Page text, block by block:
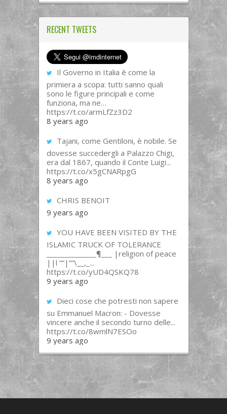
RECENT TWEETS
Il Governo in Italia è come la
primiera a scopa: tutti sanno quali
sono le figure principali e come
funziona, ma ne…
https://t.co/armLfZz3D2
8 years ago
Tajani, come Gentiloni, è nobile. Se
dovesse succedergli a Palazzo Chigi,
era dal 1867, quando il Conte Luigi...
https://t.co/x5gCNARpgG
8 years ago
CHRIS BENOIT
9 years ago
YOU HAVE BEEN VISITED BY THE
ISLAMIC TRUCK OF TOLERANCE
______________¶___ |religion of peace
||l “”|””\__,_...
https://t.co/yUD4QSKQ78
9 years ago
Dieci cose che potresti non sapere
su Emmanuel Macron: - Dovesse
vincere anche il secondo turno delle...
https://t.co/8wmlN7ESOo
9 years ago